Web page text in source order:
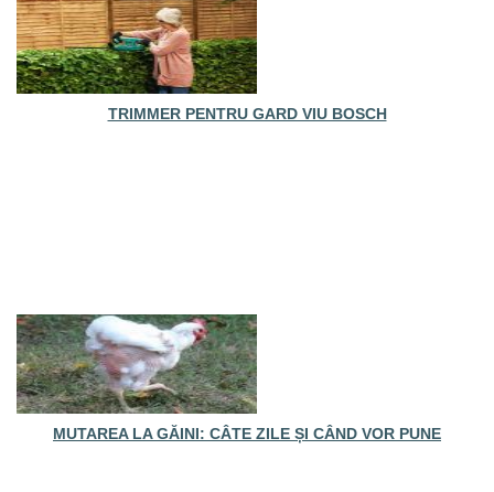
TRIMMER PENTRU GARD VIU BOSCH
MUTAREA LA GĂINI: CÂTE ZILE ȘI CÂND VOR PUNE